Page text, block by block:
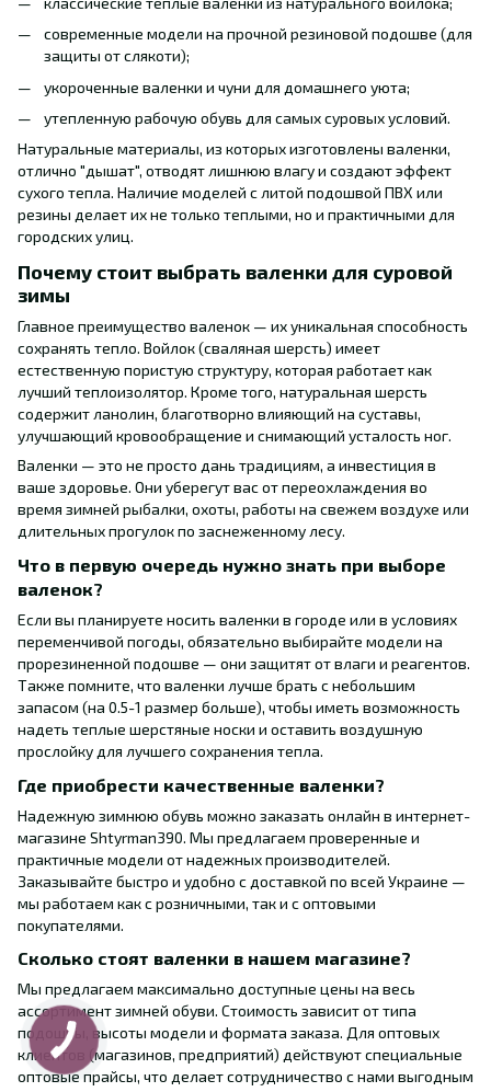
современные модели на прочной резиновой подошве (для
защиты от слякоти);
укороченные валенки и чуни для домашнего уюта;
утепленную рабочую обувь для самых суровых условий.
Натуральные материалы, из которых изготовлены валенки,
отлично "дышат", отводят лишнюю влагу и создают эффект
сухого тепла. Наличие моделей с литой подошвой ПВХ или
резины делает их не только теплыми, но и практичными для
городских улиц.
Почему стоит выбрать валенки для суровой
зимы
Главное преимущество валенок — их уникальная способность
сохранять тепло. Войлок (сваляная шерсть) имеет
естественную пористую структуру, которая работает как
лучший теплоизолятор. Кроме того, натуральная шерсть
содержит ланолин, благотворно влияющий на суставы,
улучшающий кровообращение и снимающий усталость ног.
Валенки — это не просто дань традициям, а инвестиция в
ваше здоровье. Они уберегут вас от переохлаждения во
время зимней рыбалки, охоты, работы на свежем воздухе или
длительных прогулок по заснеженному лесу.
Что в первую очередь нужно знать при выборе
валенок?
Если вы планируете носить валенки в городе или в условиях
переменчивой погоды, обязательно выбирайте модели на
прорезиненной подошве — они защитят от влаги и реагентов.
Также помните, что валенки лучше брать с небольшим
запасом (на 0.5-1 размер больше), чтобы иметь возможность
надеть теплые шерстяные носки и оставить воздушную
прослойку для лучшего сохранения тепла.
Где приобрести качественные валенки?
Надежную зимнюю обувь можно заказать онлайн в интернет-
магазине Shtyrman390. Мы предлагаем проверенные и
практичные модели от надежных производителей.
Заказывайте быстро и удобно с доставкой по всей Украине —
мы работаем как с розничными, так и с оптовыми
покупателями.
Сколько стоят валенки в нашем магазине?
Мы предлагаем максимально доступные цены на весь
ассортимент зимней обуви. Стоимость зависит от типа
подошвы, высоты модели и формата заказа. Для оптовых
клиентов (магазинов, предприятий) действуют специальные
оптовые прайсы, что делает сотрудничество с нами выгодным